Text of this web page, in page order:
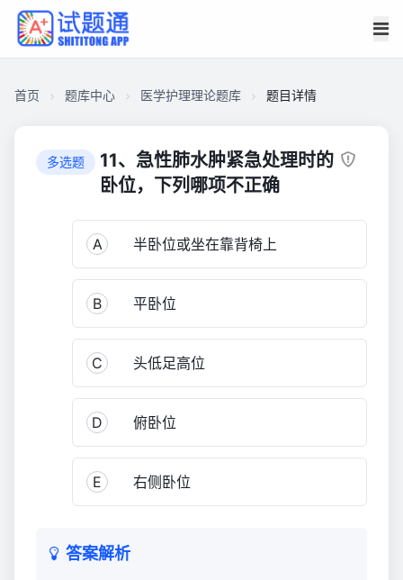
首页 题库中心 医学护理理论题库 题目详情
多选题
11、急性肺水肿紧急处理时的
卧位，下列哪项不正确
A 半卧位或坐在靠背椅上
B 平卧位
C 头低足高位
D 俯卧位
E 右侧卧位
答案解析